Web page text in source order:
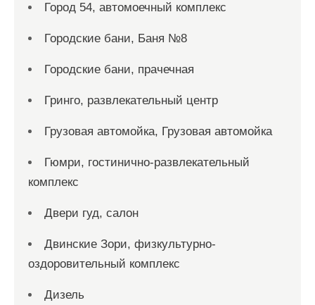
Город 54, автомоечный комплекс
Городские бани, Баня №8
Городские бани, прачечная
Гринго, развлекательный центр
Грузовая автомойка, Грузовая автомойка
Гюмри, гостинично-развлекательный
комплекс
Двери гуд, салон
Двинские Зори, физкультурно-
оздоровительный комплекс
Дизель